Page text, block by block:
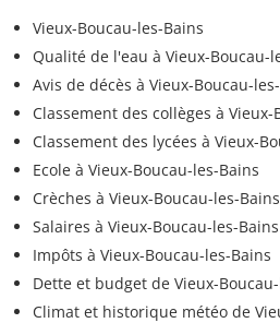
Vieux-Boucau-les-Bains
Qualité de l'eau à Vieux-Boucau-
Avis de décès à Vieux-Boucau-
Classement des collèges à
Classement des lycées à Vieux-
Ecole à Vieux-Boucau-les-Bains
Crèches à Vieux-Boucau-les-Bains
Salaires à Vieux-Boucau-les-Bains
Impôts à Vieux-Boucau-les-Bains
Dette et budget de Vieux-
Climat et historique météo de